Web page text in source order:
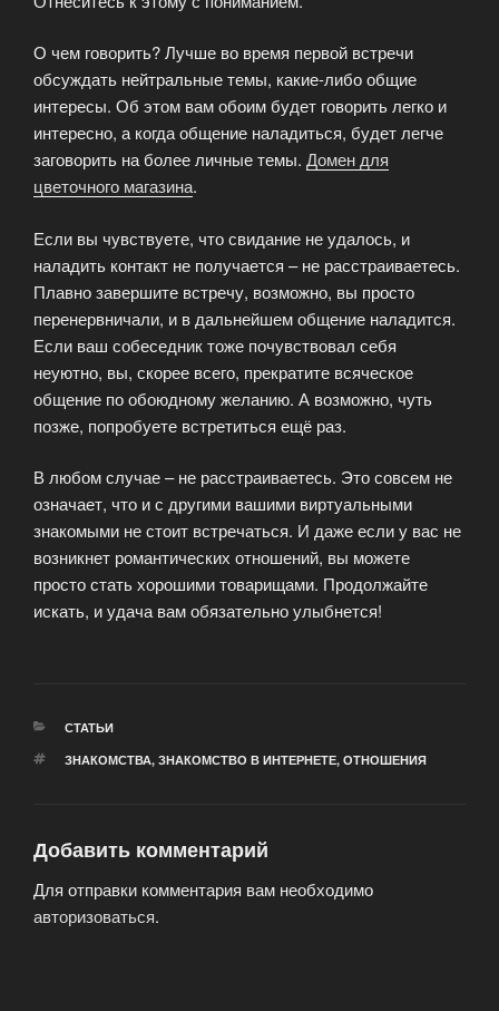
О чем говорить? Лучше во время первой встречи
обсуждать нейтральные темы, какие-либо общие
интересы. Об этом вам обоим будет говорить легко и
интересно, а когда общение наладиться, будет легче
заговорить на более личные темы. Домен для
цветочного магазина.
Если вы чувствуете, что свидание не удалось, и
наладить контакт не получается – не расстраиваетесь.
Плавно завершите встречу, возможно, вы просто
перенервничали, и в дальнейшем общение наладится.
Если ваш собеседник тоже почувствовал себя
неуютно, вы, скорее всего, прекратите всяческое
общение по обоюдному желанию. А возможно, чуть
позже, попробуете встретиться ещё раз.
В любом случае – не расстраиваетесь. Это совсем не
означает, что и с другими вашими виртуальными
знакомыми не стоит встречаться. И даже если у вас не
возникнет романтических отношений, вы можете
просто стать хорошими товарищами. Продолжайте
искать, и удача вам обязательно улыбнется!
РУБРИКИ
СТАТЬИ
МЕТКИ
ЗНАКОМСТВА, ЗНАКОМСТВО В ИНТЕРНЕТЕ, ОТНОШЕНИЯ
Добавить комментарий
Для отправки комментария вам необходимо
авторизоваться.